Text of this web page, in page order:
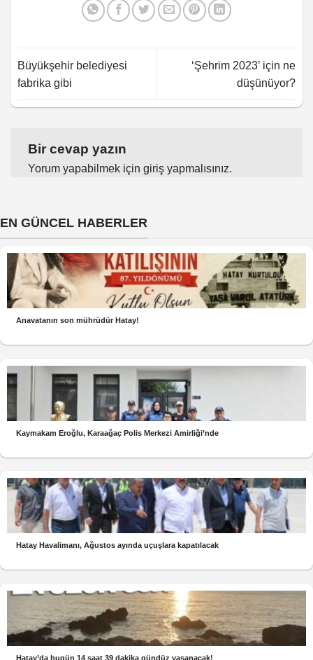
Büyükşehir belediyesi
fabrika gibi
‘Şehrim 2023’ için ne
düşünüyor?
Bir cevap yazın
Yorum yapabilmek için giriş yapmalısınız.
EN GÜNCEL HABERLER
Anavatanın son mührüdür Hatay!
Kaymakam Eroğlu, Karaağaç Polis Merkezi Amirliği’nde
Hatay Havalimanı, Ağustos ayında uçuşlara kapatılacak
Hatay’da bugün 14 saat 39 dakika gündüz yaşanacak!